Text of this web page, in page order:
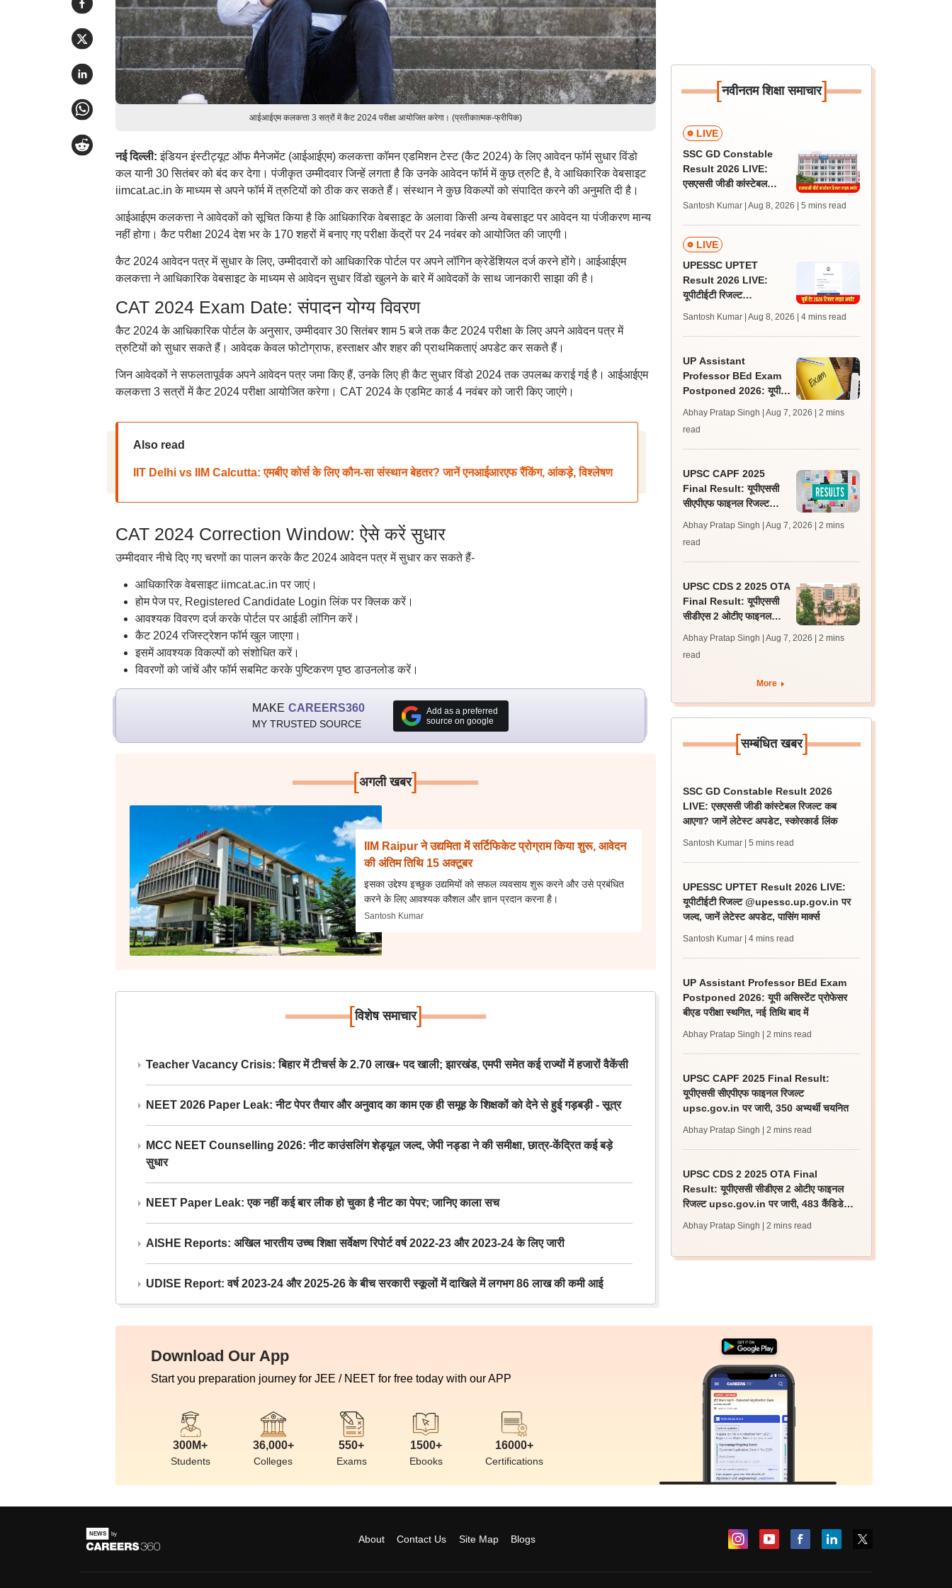
आईआईएम कलकत्ता 3 सत्रों में कैट 2024 परीक्षा आयोजित करेगा। (प्रतीकात्मक-फ्रीपिक)
नई दिल्ली:इंडियन इंस्टीट्यूट ऑफ मैनेजमेंट (आईआईएम) कलकत्ता कॉमन एडमिशन टेस्ट (कैट 2024) के लिए आवेदन फॉर्म सुधार विंडो
कल यानी 30 सितंबर को बंद कर देगा। पंजीकृत उम्मीदवार जिन्हें लगता है कि उनके आवेदन फॉर्म में कुछ त्रुटि है, वे आधिकारिक वेबसाइट
iimcat.ac.in के माध्यम से अपने फॉर्म में त्रुटियों को ठीक कर सकते हैं। संस्थान ने कुछ विकल्पों को संपादित करने की अनुमति दी है।
आईआईएम कलकत्ता ने आवेदकों को सूचित किया है कि आधिकारिक वेबसाइट के अलावा किसी अन्य वेबसाइट पर आवेदन या पंजीकरण मान्य
नहीं होगा। कैट परीक्षा 2024 देश भर के 170 शहरों में बनाए गए परीक्षा केंद्रों पर 24 नवंबर को आयोजित की जाएगी।
कैट 2024 आवेदन पत्र में सुधार के लिए, उम्मीदवारों को आधिकारिक पोर्टल पर अपने लॉगिन क्रेडेंशियल दर्ज करने होंगे। आईआईएम
कलकत्ता ने आधिकारिक वेबसाइट के माध्यम से आवेदन सुधार विंडो खुलने के बारे में आवेदकों के साथ जानकारी साझा की है।
CAT 2024 Exam Date: संपादन योग्य विवरण
कैट 2024 के आधिकारिक पोर्टल के अनुसार, उम्मीदवार 30 सितंबर शाम 5 बजे तक कैट 2024 परीक्षा के लिए अपने आवेदन पत्र में
त्रुटियों को सुधार सकते हैं। आवेदक केवल फोटोग्राफ, हस्ताक्षर और शहर की प्राथमिकताएं अपडेट कर सकते हैं।
जिन आवेदकों ने सफलतापूर्वक अपने आवेदन पत्र जमा किए हैं, उनके लिए ही कैट सुधार विंडो 2024 तक उपलब्ध कराई गई है। आईआईएम
कलकत्ता 3 सत्रों में कैट 2024 परीक्षा आयोजित करेगा। CAT 2024 के एडमिट कार्ड 4 नवंबर को जारी किए जाएंगे।
Also read
IIT Delhi vs IIM Calcutta: एमबीए कोर्स के लिए कौन-सा संस्थान बेहतर? जानें एनआईआरएफ रैंकिंग, आंकड़े, विश्लेषण
CAT 2024 Correction Window: ऐसे करें सुधार
उम्मीदवार नीचे दिए गए चरणों का पालन करके कैट 2024 आवेदन पत्र में सुधार कर सकते हैं-
आधिकारिक वेबसाइट iimcat.ac.in पर जाएं।
होम पेज पर, Registered Candidate Login लिंक पर क्लिक करें।
आवश्यक विवरण दर्ज करके पोर्टल पर आईडी लॉगिन करें।
कैट 2024 रजिस्ट्रेशन फॉर्म खुल जाएगा।
इसमें आवश्यक विकल्पों को संशोधित करें।
विवरणों को जांचें और फॉर्म सबमिट करके पुष्टिकरण पृष्ठ डाउनलोड करें।
MAKE CAREERS360
MY TRUSTED SOURCE
Add as a preferred
source on google
[अगली खबर]
IIM Raipur ने उद्यमिता में सर्टिफिकेट प्रोग्राम किया शुरू, आवेदन
की अंतिम तिथि 15 अक्टूबर
इसका उद्देश्य इच्छुक उद्यमियों को सफल व्यवसाय शुरू करने और उसे प्रबंधित
करने के लिए आवश्यक कौशल और ज्ञान प्रदान करना है।
Santosh Kumar
[विशेष समाचार]
Teacher Vacancy Crisis: बिहार में टीचर्स के 2.70 लाख+ पद खाली; झारखंड, एमपी समेत कई राज्यों में हजारों वैकेंसी
NEET 2026 Paper Leak: नीट पेपर तैयार और अनुवाद का काम एक ही समूह के शिक्षकों को देने से हुई गड़बड़ी - सूत्र
MCC NEET Counselling 2026: नीट काउंसलिंग शेड्यूल जल्द, जेपी नड्डा ने की समीक्षा, छात्र-केंद्रित कई बड़े
सुधार
NEET Paper Leak: एक नहीं कई बार लीक हो चुका है नीट का पेपर; जानिए काला सच
AISHE Reports: अखिल भारतीय उच्च शिक्षा सर्वेक्षण रिपोर्ट वर्ष 2022-23 और 2023-24 के लिए जारी
UDISE Report: वर्ष 2023-24 और 2025-26 के बीच सरकारी स्कूलों में दाखिले में लगभग 86 लाख की कमी आई
[नवीनतम शिक्षा समाचार]
LIVE
SSC GD Constable
Result 2026 LIVE:
एसएससी जीडी कांस्टेबल
लेटेस्ट अपडेट, स्कोरकार्ड लिंक
Santosh Kumar | Aug 8, 2026 | 5 mins read
LIVE
UPESSC UPTET
Result 2026 LIVE:
यूपीटीईटी रिजल्ट
जल्द, जानें लेटेस्ट अपडेट,
पासिंग मार्क्स
Santosh Kumar | Aug 8, 2026 | 4 mins read
UP Assistant
Professor BEd Exam
Postponed 2026: यूपी
स्थगित, नई तिथि बाद में
Abhay Pratap Singh | Aug 7, 2026
| 2 mins
read
UPSC CAPF 2025
Final Result: यूपीएससी
सीएपीएफ फाइनल रिजल्ट
350 अभ्यर्थी चयनित
Abhay Pratap Singh | Aug 7, 2026
| 2 mins
read
UPSC CDS 2 2025 OTA
Final Result: यूपीएससी
सीडीएस 2 ओटीए फाइनल
जारी, 483 कैंडिडेट चयनित
Abhay Pratap Singh | Aug 7, 2026
| 2 mins
read
More
[सम्बंधित खबर]
SSC GD Constable Result 2026
LIVE: एसएससी जीडी कांस्टेबल रिजल्ट कब
आएगा? जानें लेटेस्ट अपडेट, स्कोरकार्ड लिंक
Santosh Kumar | 5 mins read
UPESSC UPTET Result 2026 LIVE:
यूपीटीईटी रिजल्ट @upessc.up.gov.in पर
जल्द, जानें लेटेस्ट अपडेट, पासिंग मार्क्स
Santosh Kumar | 4 mins read
UP Assistant Professor BEd Exam
Postponed 2026: यूपी असिस्टेंट प्रोफेसर
बीएड परीक्षा स्थगित, नई तिथि बाद में
Abhay Pratap Singh | 2 mins read
UPSC CAPF 2025 Final Result:
यूपीएससी सीएपीएफ फाइनल रिजल्ट
upsc.gov.in पर जारी, 350 अभ्यर्थी चयनित
Abhay Pratap Singh | 2 mins read
UPSC CDS 2 2025 OTA Final
Result: यूपीएससी सीडीएस 2 ओटीए फाइनल
रिजल्ट upsc.gov.in पर जारी, 483 कैंडिडेट
Abhay Pratap Singh | 2 mins read
Download Our App
Start you preparation journey for JEE / NEET for free today with our APP
300M+
Students
36,000+
Colleges
550+
Exams
1500+
Ebooks
16000+
Certifications
About Contact Us Site Map Blogs